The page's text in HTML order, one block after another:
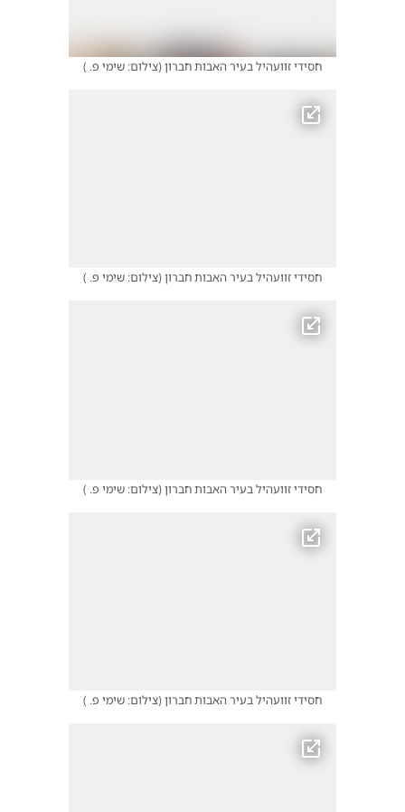
חסידי זוועהיל בעיר האבות חברון(צילום: שימי פ. )
חסידי זוועהיל בעיר האבות חברון(צילום: שימי פ. )
חסידי זוועהיל בעיר האבות חברון(צילום: שימי פ. )
חסידי זוועהיל בעיר האבות חברון(צילום: שימי פ. )